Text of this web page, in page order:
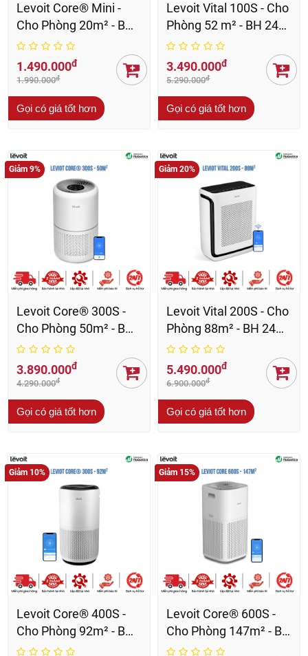
Levoit Core® Mini -
Cho Phòng 20m² - BH
24 Th
1.490.000đ
1.990.000đ
Gọi có giá tốt hơn
Levoit Vital 100S - Cho
Phòng 52 m² - BH 24
Th
3.490.000đ
5.290.000đ
Gọi có giá tốt hơn
Giảm 9%
Levoit Core® 300S -
Cho Phòng 50m² - BH
24 Th
3.890.000đ
4.290.000đ
Gọi có giá tốt hơn
Giảm 20%
Levoit Vital 200S - Cho
Phòng 88m² - BH 24
Th
5.490.000đ
6.900.000đ
Gọi có giá tốt hơn
Giảm 10%
Levoit Core® 400S -
Cho Phòng 92m² - BH
24 Th
Giảm 15%
Levoit Core® 600S -
Cho Phòng 147m² - BH
24 Th